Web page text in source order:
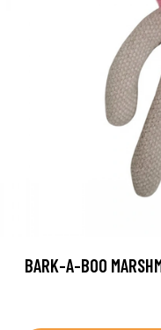
BARK-A-BOO